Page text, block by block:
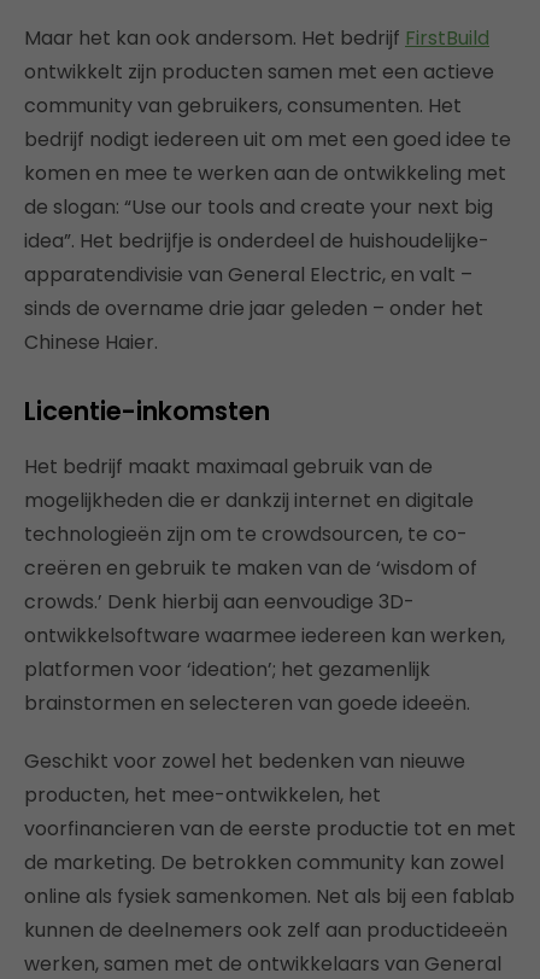
Maar het kan ook andersom. Het bedrijf FirstBuild
ontwikkelt zijn producten samen met een actieve
community van gebruikers, consumenten. Het
bedrijf nodigt iedereen uit om met een goed idee te
komen en mee te werken aan de ontwikkeling met
de slogan: “Use our tools and create your next big
idea”. Het bedrijfje is onderdeel de huishoudelijke-
apparatendivisie van General Electric, en valt –
sinds de overname drie jaar geleden – onder het
Chinese Haier.
Licentie-inkomsten
Het bedrijf maakt maximaal gebruik van de
mogelijkheden die er dankzij internet en digitale
technologieën zijn om te crowdsourcen, te co-
creëren en gebruik te maken van de ‘wisdom of
crowds.’ Denk hierbij aan eenvoudige 3D-
ontwikkelsoftware waarmee iedereen kan werken,
platformen voor ‘ideation’; het gezamenlijk
brainstormen en selecteren van goede ideeën.
Geschikt voor zowel het bedenken van nieuwe
producten, het mee-ontwikkelen, het
voorfinancieren van de eerste productie tot en met
de marketing. De betrokken community kan zowel
online als fysiek samenkomen. Net als bij een fablab
kunnen de deelnemers ook zelf aan productideeën
werken, samen met de ontwikkelaars van General